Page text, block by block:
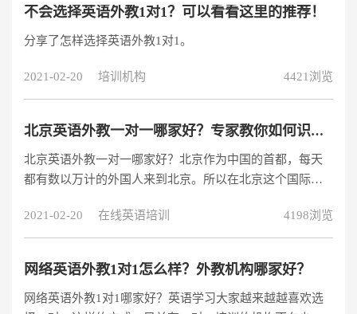
不会选择英语外教1对1？可以看看这里的推荐！
分享了怎样选择英语外教1对1。
2021-02-20 培训机构 4421浏览
北京英语外教一对一哪家好？专家教你如何识别好机构！
北京英语外教一对一哪家好？北京作为中国的首都，每天
都有数以万计的外国人来到北京。所以在北京这个国际化
一对一哪家好呢？下面小编就来给大家分享一下北京英语
外教一对一哪家好这个话题。
2021-02-20 在线英语培训 4198浏览
网络英语外教1对1怎么样？外教机构哪家好？
网络英语外教1对1哪家好？英语学习大家越来越越喜欢选